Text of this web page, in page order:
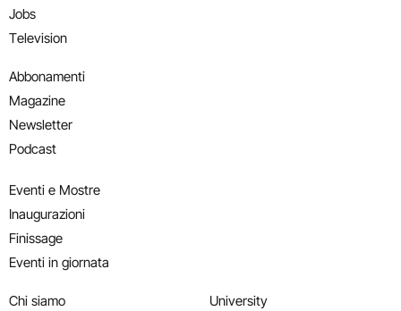
Jobs
Television
Abbonamenti
Magazine
Newsletter
Podcast
Eventi e Mostre
Inaugurazioni
Finissage
Eventi in giornata
Chi siamo
University